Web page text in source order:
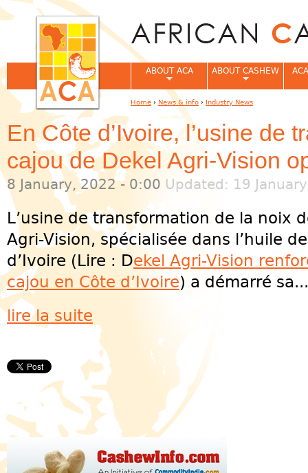
En Côte d’Ivoire, l’usine de
cajou de Dekel Agri-Vision
8 January, 2022 - 0:00 Updated: 19
L’usine de transformation de la noix
Agri-Vision, spécialisée dans l’huile
d’Ivoire (Lire : Dekel Agri-Vision
cajou en Côte d’Ivoire) a démarré sa...
lire la suite
ABOUT ACA ABOUT CASHEW
You are here
Home › News & info › Industry News